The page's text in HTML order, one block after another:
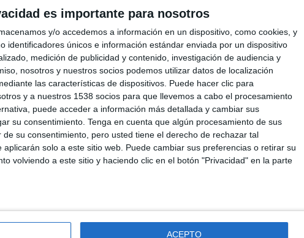
es importante para nosotros
y/o accedemos a información en un dispositivo, como cookies, y
identificadores únicos e información estándar enviada por un dispositivo
medición de publicidad y contenido, investigación de audiencia y
nosotros y nuestros socios podemos utilizar datos de localización
las características de dispositivos. Puede hacer clic para
y a nuestros 1538 socios para que llevemos a cabo el procesamiento
puede acceder a información más detallada y cambiar sus
su consentimiento. Tenga en cuenta que algún procesamiento de sus
su consentimiento, pero usted tiene el derecho de rechazar tal
solo a este sitio web. Puede cambiar sus preferencias o retirar su
volviendo a este sitio y haciendo clic en el botón "Privacidad" en la parte
ACEPTO
06/08/2026
Frigo y
colección
inspirada
Calippo y
Las dos marcas
disponible en la
Madrid, donde los
camisetas y bolsas